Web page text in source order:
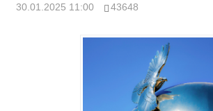
30.01.2025 11:00 43648